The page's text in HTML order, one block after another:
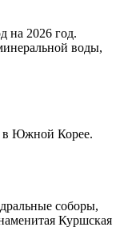
на 2026 год.
воды,
в Южной Корее.
соборы,
Куршская